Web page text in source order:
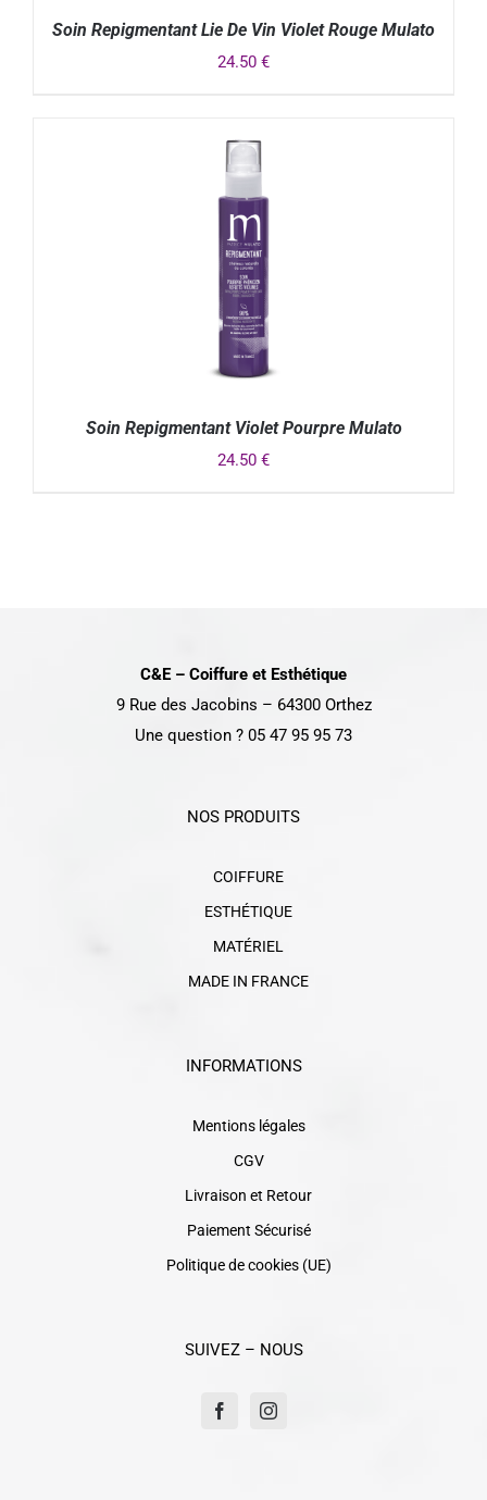
Soin Repigmentant Lie De Vin Violet Rouge Mulato
24.50 €
Soin Repigmentant Violet Pourpre Mulato
24.50 €
C&E – Coiffure et Esthétique
9 Rue des Jacobins – 64300 Orthez
Une question ? 05 47 95 95 73
NOS PRODUITS
COIFFURE
ESTHÉTIQUE
MATÉRIEL
MADE IN FRANCE
INFORMATIONS
Mentions légales
CGV
Livraison et Retour
Paiement Sécurisé
Politique de cookies (UE)
SUIVEZ – NOUS